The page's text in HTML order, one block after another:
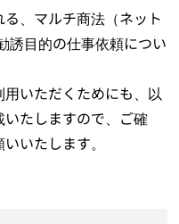
、マルチ商法（ネット
誘目的の仕事依頼につい
いただくためにも、以
たしますので、ご確
いたします。